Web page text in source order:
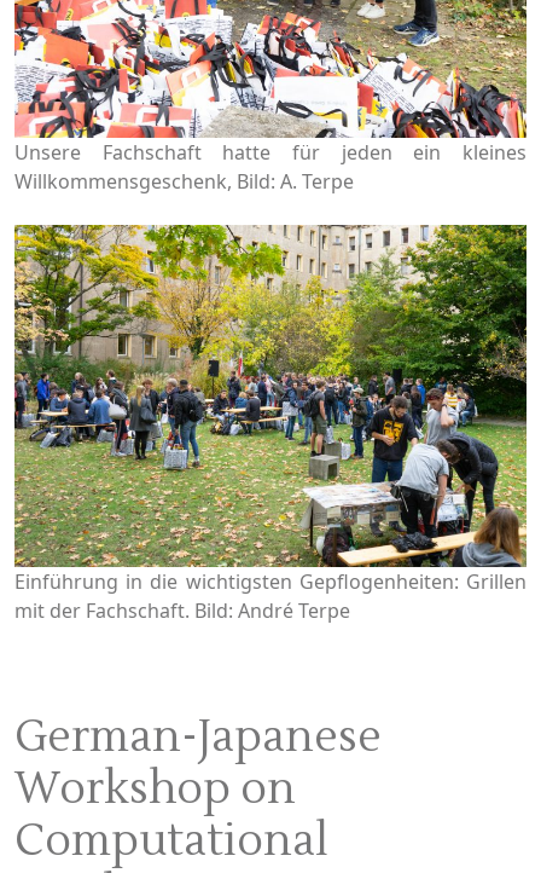
Unsere Fachschaft hatte für jeden ein kleines
Willkommensgeschenk, Bild: A. Terpe
Einführung in die wichtigsten Gepflogenheiten: Grillen
mit der Fachschaft. Bild: André Terpe
German-Japanese
Workshop on
Computational